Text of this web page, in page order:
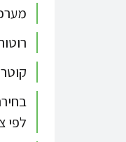
רוטור חזק עם
קוטר
לפי